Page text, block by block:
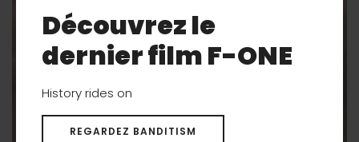
Découvrez le
dernier film F-ONE
History rides on
REGARDEZ BANDITISM